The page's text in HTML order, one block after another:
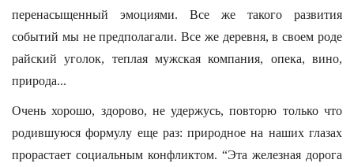
перенасыщенный эмоциями. Все же такого развития
событий мы не предполагали. Все же деревня, в своем роде
райский уголок, теплая мужская компания, опека, вино,
природа...
Очень хорошо, здорово, не удержусь, повторю только что
родившуюся формулу еще раз: природное на наших глазах
прорастает социальным конфликтом. “Эта железная дорога